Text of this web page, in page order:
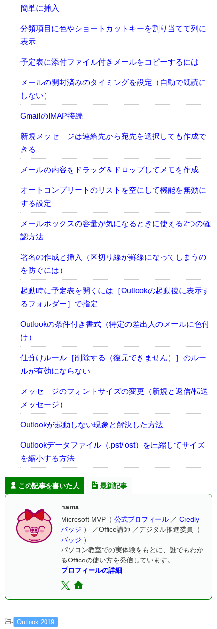
簡単に挿入
分類項目に色やショートカットキーを割り当てて列に
表示
予定表に添付ファイル付きメールをコピーするには
メールの開封済みのタイミングを設定（自動で既読に
しない）
GmailのIMAP接続
新規メッセージは連絡先から宛先を選択しても作成で
きる
メールの内容をドラッグ＆ドロップしてメモを作成
オートコンプリートのリストを空にして機能を無効に
する設定
メールボックスの容量が気になるときに使える2つの確
認方法
署名の作成と挿入（区切り線が罫線になってしまうの
を防ぐには）
起動時に予定表を開くには［Outlookの起動後に表示す
るフォルダー］で指定
Outlookの条件付き書式（特定の差出人のメールに色付
け）
仕分けルール［削除する（復元できません）］のルー
ルが有効にならない
メッセージのフォントサイズの変更（新規と返信/転送
メッセージ）
Outlookが起動しない現象と解決した方法
Outlookデータファイル（.pst/.ost）を圧縮してサイズ
を縮小する方法
この記事を書いた人 最新記事
hama
Microsoft MVP（ 公式プロフィール ／ Credly
バッジ ） ／Office講師 ／デジタル推進委員（
バッジ ）
パソコン教室での実体験をもとに、誰でもわか
るOfficeの使い方を発信しています。
プロフィールの詳細
- Outlook 2019